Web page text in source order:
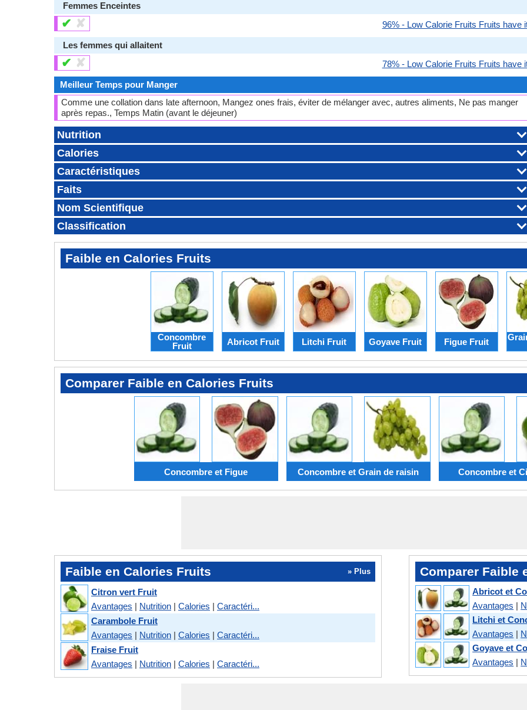
Femmes Enceintes
✔ ✘ 96% - Low Calorie Fruits Fruits have
Les femmes qui allaitent
✔ ✘ 78% - Low Calorie Fruits Fruits have
Meilleur Temps pour Manger
Comme une collation dans late afternoon, Mangez ones frais, éviter de mélanger avec, autres aliments, Ne pas manger
après repas., Temps Matin (avant le déjeuner)
Nutrition
Calories
Caractéristiques
Faits
Nom Scientifique
Classification
Faible en Calories Fruits
Concombre
Fruit
Abricot Fruit Litchi Fruit Goyave Fruit Figue Fruit
Comparer Faible en Calories Fruits
Concombre et Figue Concombre et Grain de raisin Concombre et
Faible en Calories Fruits » Plus
Citron vert Fruit
Avantages | Nutrition | Calories | Caractéri...
Carambole Fruit
Avantages | Nutrition | Calories | Caractéri...
Fraise Fruit
Avantages | Nutrition | Calories | Caractéri...
Comparer Faible
Abricot et
Avantages |
Litchi et
Avantages |
Goyave et
Avantages |